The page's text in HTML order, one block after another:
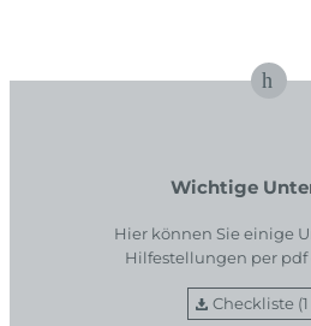
Wichtige
Hier können Sie einige
Hilfestellungen per
Checkliste